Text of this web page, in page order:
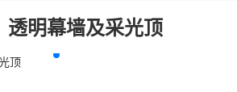
透明幕墙及采光顶